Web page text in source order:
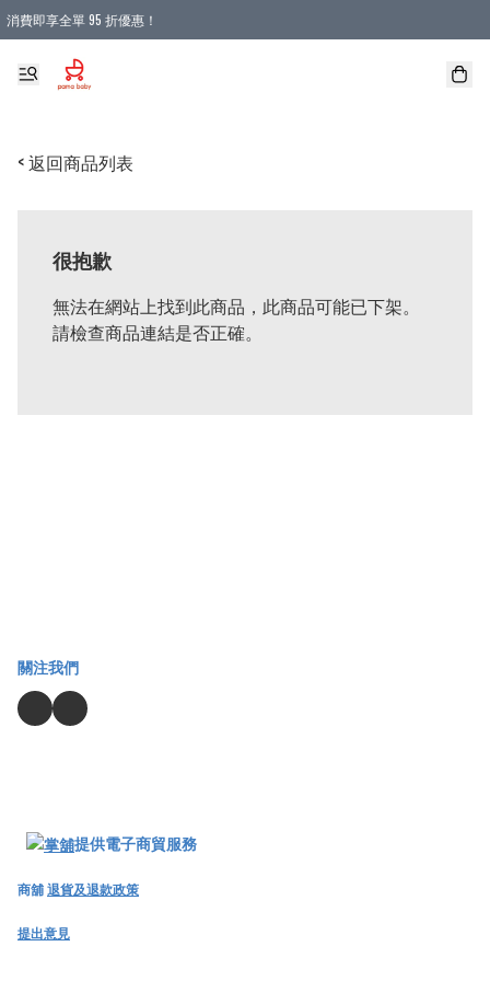
消費即享全單 95 折優惠！
購物滿 HKD 900.00即享免運費優惠！（適用於 本地送貨、本地取貨 )
< 返回商品列表
很抱歉
無法在網站上找到此商品，此商品可能已下架。
請檢查商品連結是否正確。
關注我們
提供電子商貿服務
商舖退貨及退款政策
提出意見